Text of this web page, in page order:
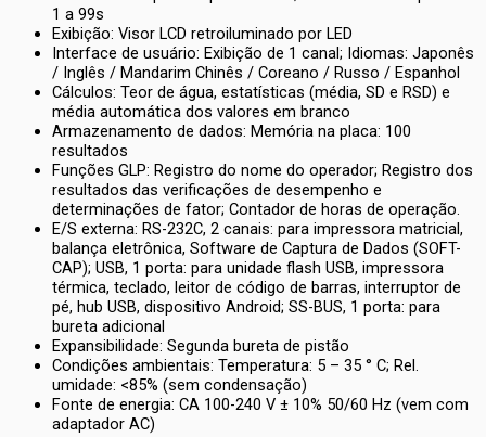
1 a 99s
Exibição: Visor LCD retroiluminado por LED
Interface de usuário: Exibição de 1 canal; Idiomas: Japonês
/ Inglês / Mandarim Chinês / Coreano / Russo / Espanhol
Cálculos: Teor de água, estatísticas (média, SD e RSD) e
média automática dos valores em branco
Armazenamento de dados: Memória na placa: 100
resultados
Funções GLP: Registro do nome do operador; Registro dos
resultados das verificações de desempenho e
determinações de fator; Contador de horas de operação.
E/S externa: RS-232C, 2 canais: para impressora matricial,
balança eletrônica, Software de Captura de Dados (SOFT-
CAP); USB, 1 porta: para unidade flash USB, impressora
térmica, teclado, leitor de código de barras, interruptor de
pé, hub USB, dispositivo Android; SS-BUS, 1 porta: para
bureta adicional
Expansibilidade: Segunda bureta de pistão
Condições ambientais: Temperatura: 5 – 35 ° C; Rel.
umidade: <85% (sem condensação)
Fonte de energia: CA 100-240 V ± 10% 50/60 Hz (vem com
adaptador AC)